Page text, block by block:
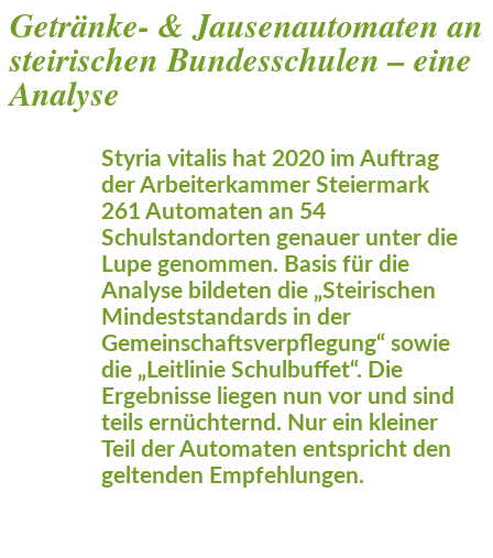
Getränke- & Jausenautomaten an
steirischen Bundesschulen – eine
Analyse
Styria vitalis hat 2020 im Auftrag
der Arbeiterkammer Steiermark
261 Automaten an 54
Schulstandorten genauer unter die
Lupe genommen. Basis für die
Analyse bildeten die „Steirischen
Mindeststandards in der
Gemeinschaftsverpflegung“ sowie
die „Leitlinie Schulbuffet“. Die
Ergebnisse liegen nun vor und sind
teils ernüchternd. Nur ein kleiner
Teil der Automaten entspricht den
geltenden Empfehlungen.